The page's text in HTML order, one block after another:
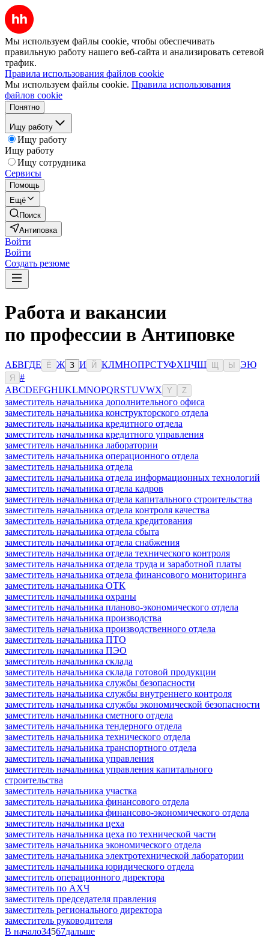
Мы используем файлы cookie, чтобы обеспечивать
правильную работу нашего веб-сайта и анализировать сетевой
трафик.
Правила использования файлов cookie
Мы используем файлы cookie. Правила использования
файлов cookie
Понятно
Ищу работу
Ищу работу
Ищу работу
Ищу сотрудника
Сервисы
Помощь
Ещё
Поиск
Антиповка
Войти
Войти
Создать резюме
Работа и вакансии
по профессии в Антиповке
АБВГДЕ Ё Ж З И Й КЛМНОПРСТУФХЦЧШ Ы ЭЮ
Я
#
ABCDEFGHIJKLMNOPQRSTUVWX Y Z
заместитель начальника дополнительного офиса
заместитель начальника конструкторского отдела
заместитель начальника кредитного отдела
заместитель начальника кредитного управления
заместитель начальника лаборатории
заместитель начальника операционного отдела
заместитель начальника отдела
заместитель начальника отдела информационных технологий
заместитель начальника отдела кадров
заместитель начальника отдела капитального строительства
заместитель начальника отдела контроля качества
заместитель начальника отдела кредитования
заместитель начальника отдела сбыта
заместитель начальника отдела снабжения
заместитель начальника отдела технического контроля
заместитель начальника отдела труда и заработной платы
заместитель начальника отдела финансового мониторинга
заместитель начальника ОТК
заместитель начальника охраны
заместитель начальника планово-экономического отдела
заместитель начальника производства
заместитель начальника производственного отдела
заместитель начальника ПТО
заместитель начальника ПЭО
заместитель начальника склада
заместитель начальника склада готовой продукции
заместитель начальника службы безопасности
заместитель начальника службы внутреннего контроля
заместитель начальника службы экономической безопасности
заместитель начальника сметного отдела
заместитель начальника тендерного отдела
заместитель начальника технического отдела
заместитель начальника транспортного отдела
заместитель начальника управления
заместитель начальника управления капитального
строительства
заместитель начальника участка
заместитель начальника финансового отдела
заместитель начальника финансово-экономического отдела
заместитель начальника цеха
заместитель начальника цеха по технической части
заместитель начальника экономического отдела
заместитель начальника электротехнической лаборатории
заместитель начальника юридического отдела
заместитель операционного директора
заместитель по АХЧ
заместитель председателя правления
заместитель регионального директора
заместитель руководителя
В начало34567дальше